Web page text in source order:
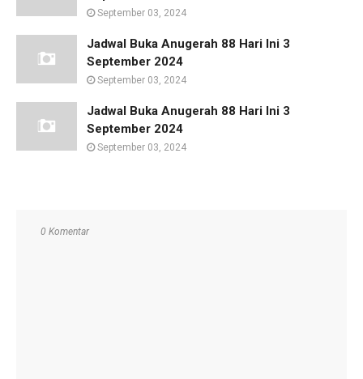
September 03, 2024
Jadwal Buka Anugerah 88 Hari Ini 3
September 2024
September 03, 2024
Jadwal Buka Anugerah 88 Hari Ini 3
September 2024
September 03, 2024
0 Komentar